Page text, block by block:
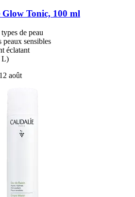
Glow Tonic, 100 ml
de peau
peaux sensibles
éclatant
L)
août